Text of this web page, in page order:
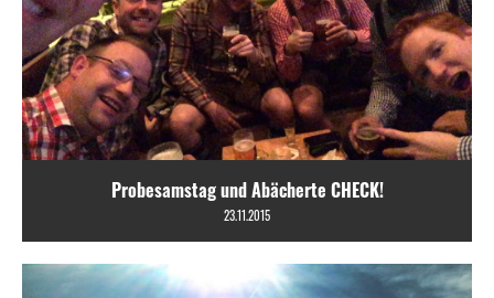
Probesamstag und Abächerte CHECK!
23.11.2015